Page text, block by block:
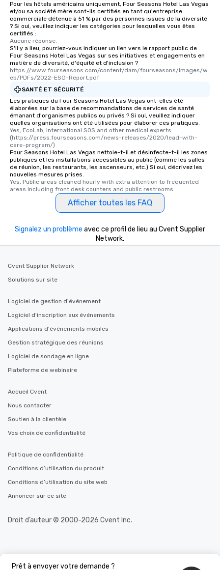
Pour les hôtels américains uniquement, Four Seasons Hotel Las Vegas
et/ou sa société mère sont-ils certifiés en tant qu'entreprise
commerciale détenue à 51 % par des personnes issues de la diversité
? Si oui, veuillez indiquer les catégories pour lesquelles vous êtes
certifiés :
Aucune réponse.
S'il y a lieu, pourriez-vous indiquer un lien vers le rapport public de
Four Seasons Hotel Las Vegas sur ses initiatives et engagements en
matière de diversité, d'équité et d'inclusion ?
https://www.fourseasons.com/content/dam/fourseasons/images/w
eb/PDFs/2022-ESG-Report.pdf
SANTÉ ET SÉCURITÉ
Les pratiques du Four Seasons Hotel Las Vegas ont-elles été
élaborées sur la base de recommandations de services de santé
émanant d'organismes publics ou privés ? Si oui, veuillez indiquer
quelles organisations ont été utilisées pour élaborer ces pratiques.
Yes, EcoLab, International SOS and other medical experts
(https://press.fourseasons.com/news-releases/2020/lead-with-
care-program/)
Four Seasons Hotel Las Vegas nettoie-t-il et désinfecte-t-il les zones
publiques et les installations accessibles au public (comme les salles
de réunion, les restaurants, les ascenseurs, etc.) Si oui, décrivez les
nouvelles mesures prises.
Yes, Public areas cleaned hourly with extra attention to frequented
areas including front desk counters and public restrooms
Afficher toutes les FAQ
Prêt à envoyer votre demande ?
Signalez un problème avec ce profil de lieu au Cvent Supplier
Network.
Cvent Supplier Network
Solutions sur site
Logiciel de gestion d'événement
Logiciel d'inscription aux événements
Applications d'événements mobiles
Gestion stratégique des réunions
Logiciel de sondage en ligne
Plateforme de webinaire
Accueil Cvent
Nous contacter
Soutien à la clientèle
Vos choix de confidentialité
Politique de confidentialité
Conditions d’utilisation du produit
Conditions d’utilisation du site web
Annoncer sur ce site
Droit d’auteur © 2000-2026 Cvent Inc.